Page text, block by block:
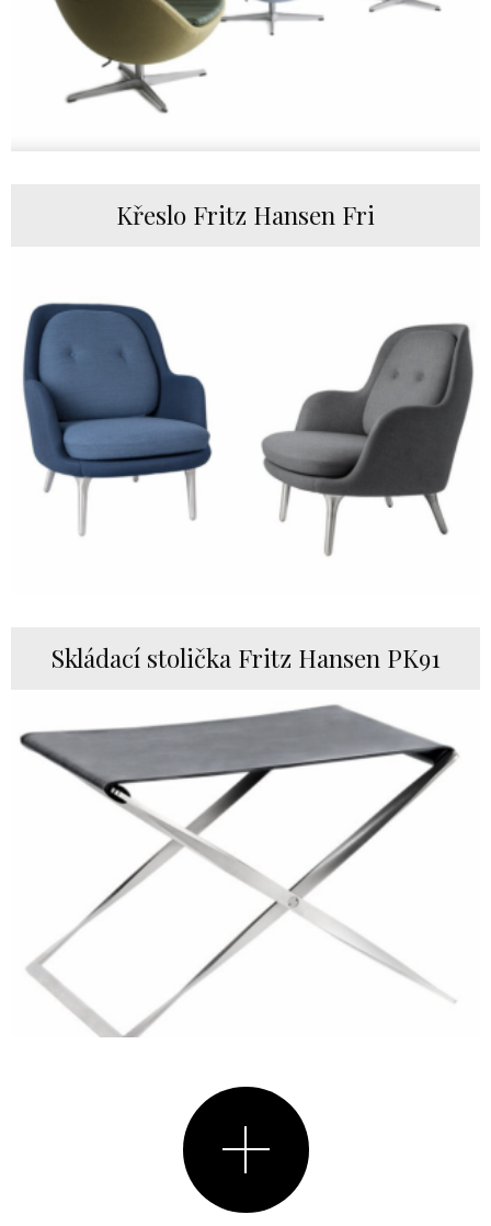
Křeslo Fritz Hansen Fri
Skládací stolička Fritz Hansen PK91